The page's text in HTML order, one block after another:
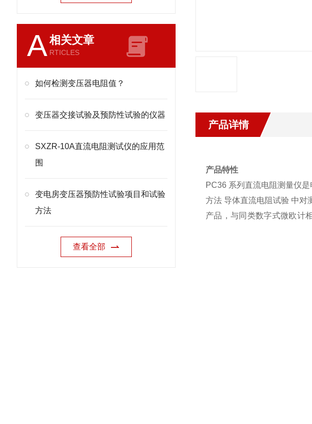
A相关文章
RTICLES
如何检测变压器电阻值？
变压器交接试验及预防性试验的仪器
SXZR-10A直流电阻测试仪的应用范
围
变电房变压器预防性试验项目和试验
方法
查看全部
产品详情
产品特性
PC36 系列直流电阻测量仪
方法 导体直流电阻试验 中对
产品，与同类数字式微欧计